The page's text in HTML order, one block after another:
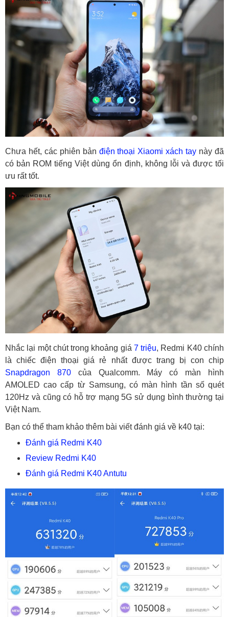
Chưa hết, các phiên bản điện thoại Xiaomi xách tay này đã
có bản ROM tiếng Việt dùng ổn định, không lỗi và được tối
ưu rất tốt.
Nhắc lại một chút trong khoảng giá 7 triệu, Redmi K40 chính
là chiếc điện thoại giá rẻ nhất được trang bị con chip
Snapdragon 870của Qualcomm. Máy có màn hình
AMOLED cao cấp từ Samsung, có màn hình tần số quét
120Hz và cũng có hỗ trợ mạng 5G sử dụng bình thường tại
Việt Nam.
Bạn có thể tham khảo thêm bài viết đánh giá về k40 tại:
Đánh giá Redmi K40
Review Redmi K40
Đánh giá Redmi K40 Antutu